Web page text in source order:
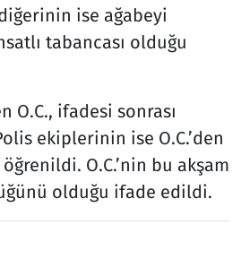
ise ağabeyi
tabancası olduğu
O.C., ifadesi sonrası
ekiplerinin ise O.C.’den
O.C.’nin bu akşam
olduğu ifade edildi.